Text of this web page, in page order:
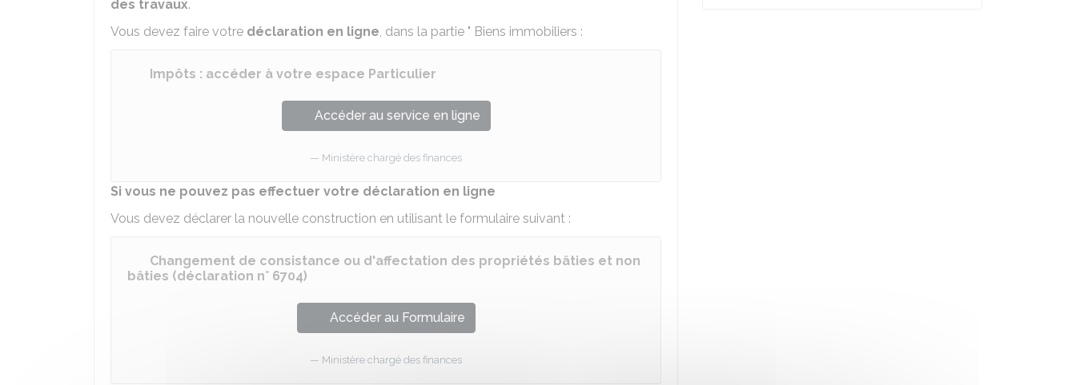
des travaux.
Vous devez faire votre déclaration en ligne, dans la partie " Biens immobiliers :
Impôts : accéder à votre espace Particulier
Accéder au service en ligne
Ministère chargé des finances
Si vous ne pouvez pas effectuer votre déclaration en ligne
Vous devez déclarer la nouvelle construction en utilisant le formulaire suivant :
Changement de consistance ou d'affectation des propriétés bâties et non
bâties (déclaration n° 6704)
Accéder au Formulaire
Ministère chargé des finances